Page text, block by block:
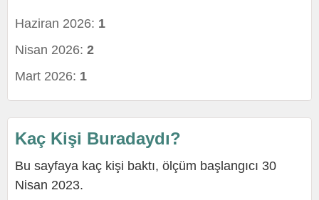
Haziran 2026: 1
Nisan 2026: 2
Mart 2026: 1
Kaç Kişi Buradaydı?
Bu sayfaya kaç kişi baktı, ölçüm başlangıcı 30
Nisan 2023.